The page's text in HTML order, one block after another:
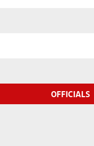
OFFICIALS